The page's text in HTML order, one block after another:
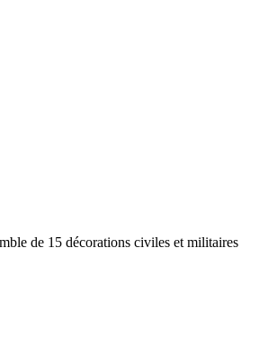
de 15 décorations civiles et militaires